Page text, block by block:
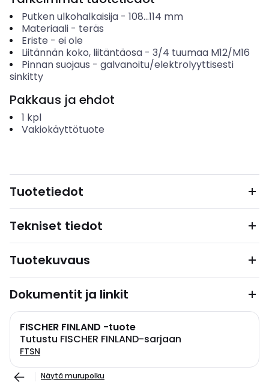
Putken ulkohalkaisija- 108...114 mm
Materiaali- teräs
Eriste - ei ole
Liitännän koko, liitäntäosa- 3/4 tuumaa M12/M16
Pinnan suojaus - galvanoitu/elektrolyyttisesti
sinkitty
Pakkaus ja ehdot
1 kpl
Vakiokäyttötuote
Tuotetiedot
Tekniset tiedot
Tuotekuvaus
Dokumentit ja linkit
FISCHER FINLAND -tuote
Tutustu FISCHER FINLAND-sarjaan
FTSN
Näytä murupolku